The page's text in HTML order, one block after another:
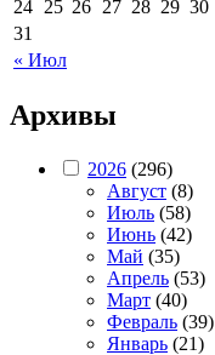
« Июл
24 25 26 27 28 29 30
31
Архивы
2026 (296)
Август (8)
Июль (58)
Июнь (42)
Май (35)
Апрель (53)
Март (40)
Февраль (39)
Январь (21)